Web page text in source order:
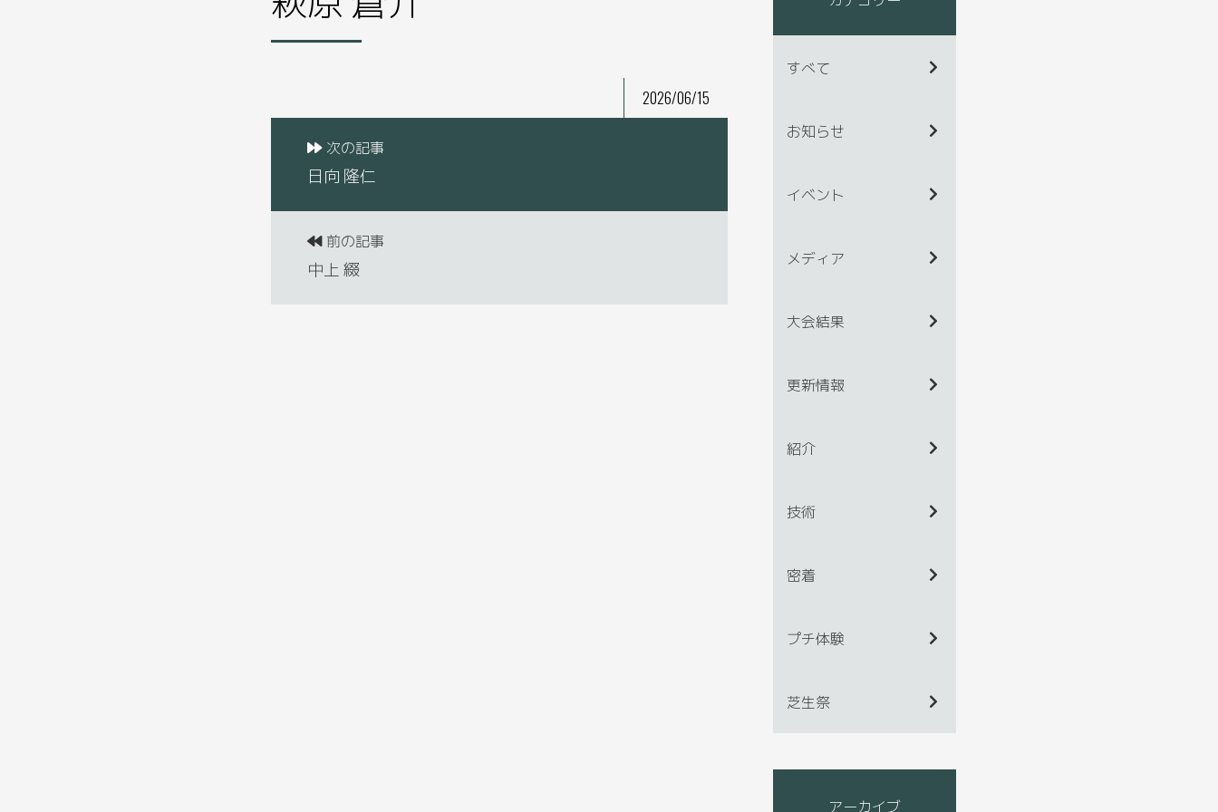
2026/06/15
次の記事
日向 隆仁
前の記事
中上 綴
すべて
お知らせ
イベント
メディア
大会結果
更新情報
紹介
技術
密着
プチ体験
芝生祭
アーカイブ